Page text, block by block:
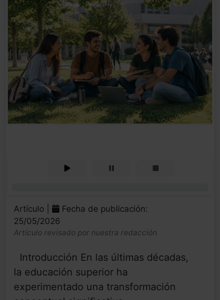
Artículo |
Fecha de publicación:
25/05/2026
Artículo revisado por nuestra redacción
Introducción En las últimas décadas,
la educación superior ha
experimentado una transformación